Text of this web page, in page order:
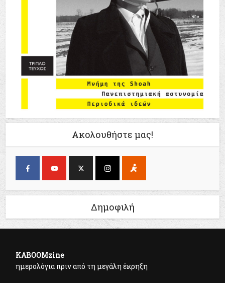
Ακολουθήστε μας!
Δημοφιλή
KABOOMzine
ημερολόγια πριν από τη μεγάλη έκρηξη